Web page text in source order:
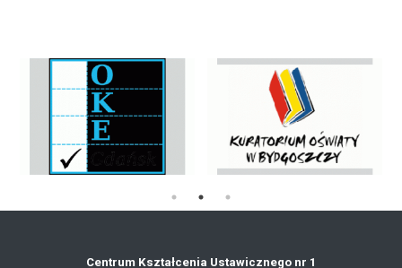
Centrum Kształcenia Ustawicznego nr 1